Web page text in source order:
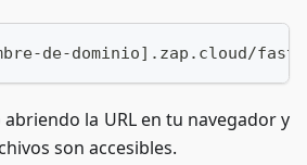
de-dominio].zap.cloud/
la URL en tu navegador y
son accesibles.